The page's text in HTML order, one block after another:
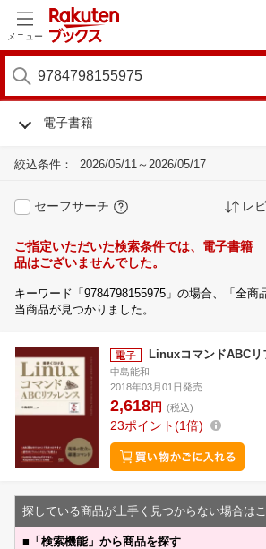
メニュー
電子書籍
絞込条件： 2026/05/11～2026/05/17
セーフサーチ レ
ご指定いただいた検索条件では、電子書籍
品はございませんでした。
キーワード「9784798155975」の場合、「全商
当商品が見つかりました。
LinuxコマンドABCリ
中島能和
2018年03月01日発売
2,618円 (税込)
23ポイント 1倍
探している商品が上手く見つからない場合は
■ 「検索機能」から商品を探す